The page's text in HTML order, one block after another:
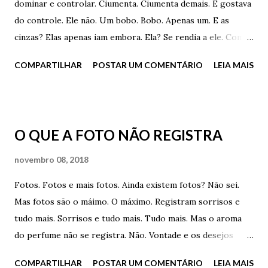
dominar e controlar. Ciumenta. Ciumenta demais. E gostava
do controle. Ele não. Um bobo. Bobo. Apenas um. E as
cinzas? Elas apenas iam embora. Ela? Se rendia a ele. Com
chega. Cinzas. Muitas cinzas. E ela era ciumenta. Muito.
COMPARTILHAR POSTAR UM COMENTÁRIO LEIA MAIS
O QUE A FOTO NÃO REGISTRA
novembro 08, 2018
Fotos. Fotos e mais fotos. Ainda existem fotos? Não sei.
Mas fotos são o máimo. O máximo. Registram sorrisos e
tudo mais. Sorrisos e tudo mais. Tudo mais. Mas o aroma
do perfume não se registra. Não. Vontade e os desejos
COMPARTILHAR POSTAR UM COMENTÁRIO LEIA MAIS